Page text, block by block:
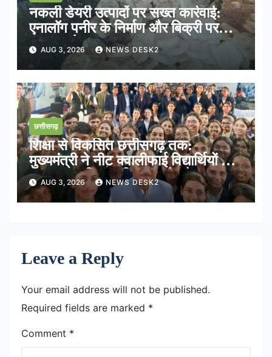
नकली डेयरी उत्पादों पर सख्त कार्रवाई:
एनालॉग पनीर के निर्माण और बिक्री पर
तत्काल रोक
AUG 3, 2026 NEWS DESK2
छत्तीसगढ़
शिक्षा से विकसित छत्तीसगढ़ तक:
मुख्यमंत्री ने नीट क्वालीफाई विद्यार्थियों के
साथ साझा किया भविष्य का रोडमैप
AUG 3, 2026 NEWS DESK2
Leave a Reply
Your email address will not be published.
Required fields are marked *
Comment *